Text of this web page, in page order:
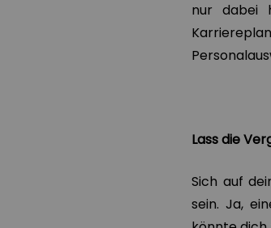
nur dabei
Lass die
Sich auf
sein. Ja,